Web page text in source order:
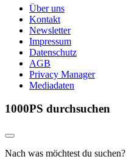
Über uns
Kontakt
Newsletter
Impressum
Datenschutz
AGB
Privacy Manager
Mediadaten
1000PS durchsuchen
Nach was möchtest du suchen?